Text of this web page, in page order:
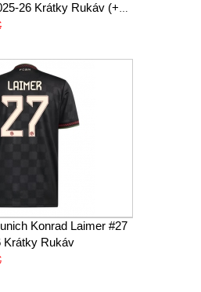
26 Krátky Rukáv (+
Konrad Laimer #27
Krátky Rukáv